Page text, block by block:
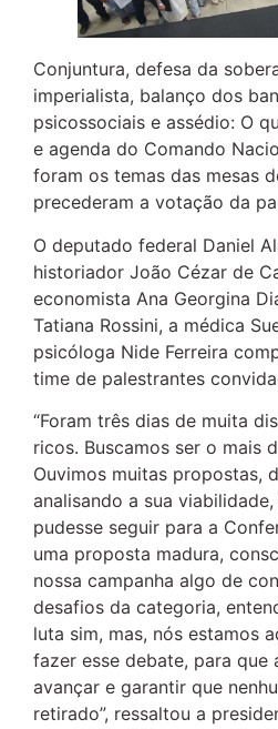
Conjuntura, defesa da
imperialista, balanço dos
psicossociais e assédio: O
e agenda do Comando
foram os temas das mesas
precederam a votação da
O deputado federal Daniel
historiador João Cézar de
economista Ana Georgina
Tatiana Rossini, a médica
psicóloga Nide Ferreira
time de palestrantes
“Foram três dias de muita
ricos. Buscamos ser o mais
Ouvimos muitas propostas,
analisando a sua
pudesse seguir para a
uma proposta madura,
nossa campanha algo de
desafios da categoria,
luta sim, mas, nós estamos
fazer esse debate, para que
avançar e garantir que
retirado”, ressaltou a